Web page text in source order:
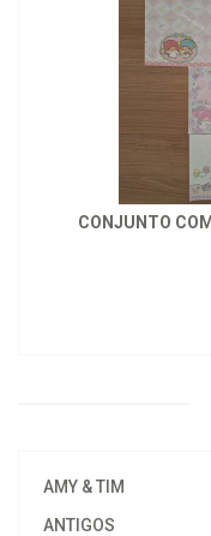
CONJUNTO
AMY & TIM
ANTIGOS